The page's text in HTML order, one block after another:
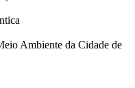
Ambiente da Cidade de